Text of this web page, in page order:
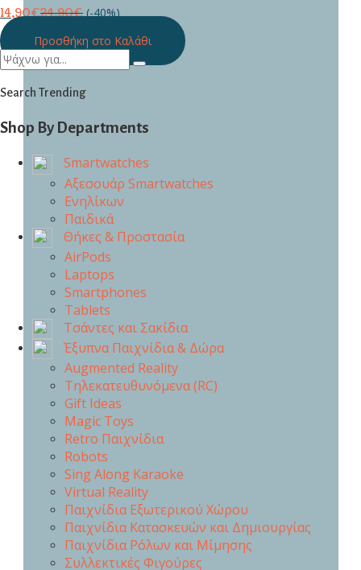
14,90€24,90€ (-40%)
Προσθήκη στο Καλάθι
Search Trending
Shop By Departments
Smartwatches
Αξεσουάρ Smartwatches
Ενηλίκων
Παιδικά
Θήκες & Προστασία
AirPods
Laptops
Smartphones
Tablets
Τσάντες και Σακίδια
Έξυπνα Παιχνίδια & Δώρα
Augmented Reality
Τηλεκατευθυνόμενα (RC)
Gift Ideas
Magic Toys
Retro Παιχνίδια
Robots
Sing Along Karaoke
Virtual Reality
Παιχνίδια Εξωτερικού Χώρου
Παιχνίδια Κατασκευών και Δημιουργίας
Παιχνίδια Ρόλων και Μίμησης
Συλλεκτικές Φιγούρες